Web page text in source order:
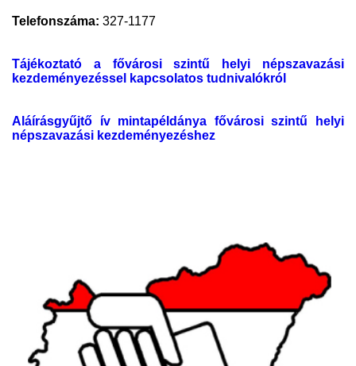
Telefonszáma: 327-1177​
Tájékoztató a fővárosi szintű helyi népszavazási
kezdeményezéssel kapcsolatos tudnivalókról
Aláírásgyűjtő ív mintapéldánya fővárosi szintű helyi
népszavazási kezdeményezéshez